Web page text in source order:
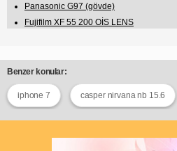
Panasonic G97 (gövde)
Fujifilm XF 55 200 OİS LENS
Benzer konular:
iphone 7 casper nirvana nb 15.6